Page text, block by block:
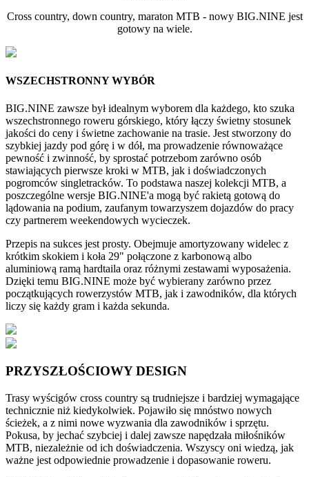
Cross country, down country, maraton MTB - nowy BIG.NINE jest
gotowy na wiele.
WSZECHSTRONNY WYBÓR
BIG.NINE zawsze był idealnym wyborem dla każdego, kto szuka
wszechstronnego roweru górskiego, który łączy świetny stosunek
jakości do ceny i świetne zachowanie na trasie. Jest stworzony do
szybkiej jazdy pod górę i w dół, ma prowadzenie równoważące
pewność i zwinność, by sprostać potrzebom zarówno osób
stawiających pierwsze kroki w MTB, jak i doświadczonych
pogromców singletracków. To podstawa naszej kolekcji MTB, a
poszczególne wersje BIG.NINE'a mogą być rakietą gotową do
lądowania na podium, zaufanym towarzyszem dojazdów do pracy
czy partnerem weekendowych wycieczek.
Przepis na sukces jest prosty. Obejmuje amortyzowany widelec z
krótkim skokiem i koła 29" połączone z karbonową albo
aluminiową ramą hardtaila oraz różnymi zestawami wyposażenia.
Dzięki temu BIG.NINE może być wybierany zarówno przez
początkujących rowerzystów MTB, jak i zawodników, dla których
liczy się każdy gram i każda sekunda.
PRZYSZŁOŚCIOWY DESIGN
Trasy wyścigów cross country są trudniejsze i bardziej wymagające
technicznie niż kiedykolwiek. Pojawiło się mnóstwo nowych
ścieżek, a z nimi nowe wyzwania dla zawodników i sprzętu.
Pokusa, by jechać szybciej i dalej zawsze napędzała miłośników
MTB, niezależnie od ich doświadczenia. Wszyscy oni wiedzą, jak
ważne jest odpowiednie prowadzenie i dopasowanie roweru.